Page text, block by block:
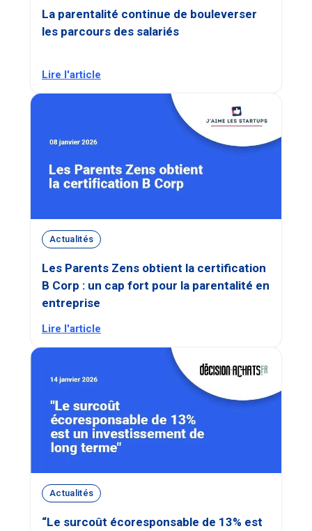
La parentalité continue de bouleverser
les parcours des salariés
Lire l'article
Actualités
Les Parents Zens obtient la certification
B Corp : un cap fort pour la parentalité en
entreprise
Lire l'article
Actualités
“Le surcoût écoresponsable de 13% est